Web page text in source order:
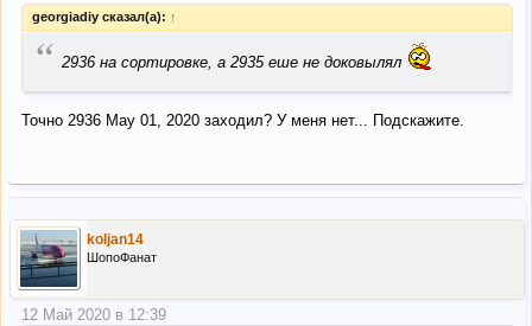
georgiadiy сказал(а): ↑
“ 2936 на сортировке, а 2935 еше не доковылял
Точно 2936 May 01, 2020 заходил? У меня нет... Подскажите.
koljan14
ШопоФанат
12 Май 2020 в 12:39